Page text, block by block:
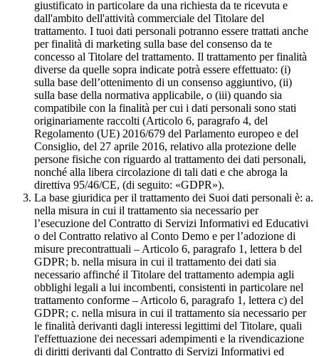
giustificato in particolare da una richiesta da te ricevuta e
dall'ambito dell'attività commerciale del Titolare del
trattamento. I tuoi dati personali potranno essere trattati anche
per finalità di marketing sulla base del consenso da te
concesso al Titolare del trattamento. Il trattamento per finalità
diverse da quelle sopra indicate potrà essere effettuato: (i)
sulla base dell’ottenimento di un consenso aggiuntivo, (ii)
sulla base della normativa applicabile, o (iii) quando sia
compatibile con la finalità per cui i dati personali sono stati
originariamente raccolti (Articolo 6, paragrafo 4, del
Regolamento (UE) 2016/679 del Parlamento europeo e del
Consiglio, del 27 aprile 2016, relativo alla protezione delle
persone fisiche con riguardo al trattamento dei dati personali,
nonché alla libera circolazione di tali dati e che abroga la
direttiva 95/46/CE, (di seguito: «GDPR»).
La base giuridica per il trattamento dei Suoi dati personali è: a.
nella misura in cui il trattamento sia necessario per
l’esecuzione del Contratto di Servizi Informativi ed Educativi
o del Contratto relativo al Conto Demo e per l’adozione di
misure precontrattuali – Articolo 6, paragrafo 1, lettera b del
GDPR; b. nella misura in cui il trattamento dei dati sia
necessario affinché il Titolare del trattamento adempia agli
obblighi legali a lui incombenti, consistenti in particolare nel
trattamento conforme – Articolo 6, paragrafo 1, lettera c) del
GDPR; c. nella misura in cui il trattamento sia necessario per
le finalità derivanti dagli interessi legittimi del Titolare, quali
l'effettuazione dei necessari adempimenti e la rivendicazione
di diritti derivanti dal Contratto di Servizi Informativi ed